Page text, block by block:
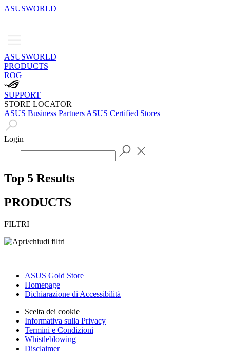
ASUSWORLD
ASUSWORLD
PRODUCTS
ROG
SUPPORT
STORE LOCATOR
ASUS Business Partners ASUS Certified Stores
Login
Top 5 Results
PRODUCTS
FILTRI
ASUS Gold Store
Homepage
Dichiarazione di Accessibilità
Scelta dei cookie
Informativa sulla Privacy
Termini e Condizioni
Whistleblowing
Disclaimer